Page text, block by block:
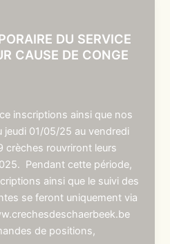
DU SERVICE
CAUSE DE CONGE
inscriptions ainsi que nos
01/05/25 au vendredi
crèches rouvriront leurs
Pendant cette période,
ainsi que le suivi des
se feront uniquement via
de positions,